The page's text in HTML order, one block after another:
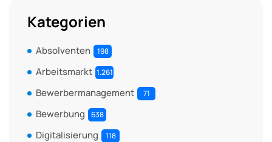
Kategorien
Absolventen 198
Arbeitsmarkt 1.261
Bewerbermanagement 71
Bewerbung 638
Digitalisierung 118